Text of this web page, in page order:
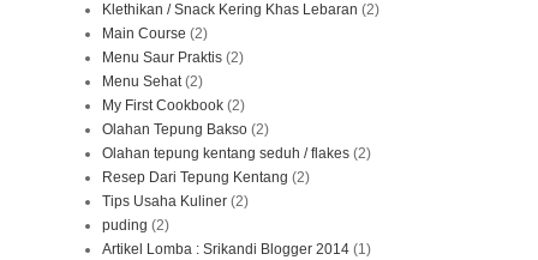
Klethikan / Snack Kering Khas Lebaran (2)
Main Course (2)
Menu Saur Praktis (2)
Menu Sehat (2)
My First Cookbook (2)
Olahan Tepung Bakso (2)
Olahan tepung kentang seduh / flakes (2)
Resep Dari Tepung Kentang (2)
Tips Usaha Kuliner (2)
puding (2)
Artikel Lomba : Srikandi Blogger 2014 (1)